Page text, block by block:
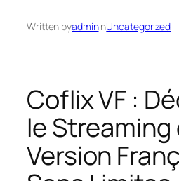
Written byadmininUncategorized
Coflix VF :
le Streaming
Version